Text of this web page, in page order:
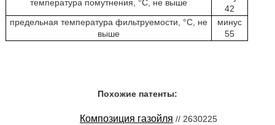
температура помутнения, °С, не выше
42
предельная температура фильтруемости, °С, не
выше
минус
55
Похожие патенты:
Композиция газойля // 2630225